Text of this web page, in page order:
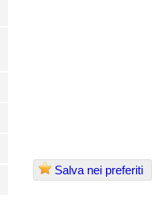
Salva nei preferiti